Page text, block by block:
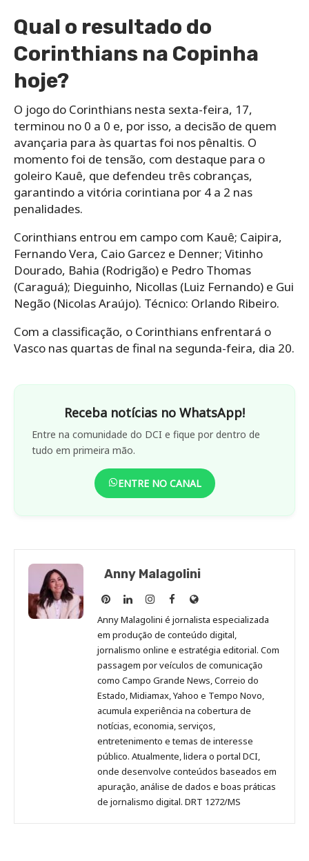
Qual o resultado do
Corinthians na Copinha
hoje?
O jogo do Corinthians nesta sexta-feira, 17,
terminou no 0 a 0 e, por isso, a decisão de quem
avançaria para às quartas foi nos pênaltis. O
momento foi de tensão, com destaque para o
goleiro Kauê, que defendeu três cobranças,
garantindo a vitória corintiana por 4 a 2 nas
penalidades.
Corinthians entrou em campo com Kauê; Caipira,
Fernando Vera, Caio Garcez e Denner; Vitinho
Dourado, Bahia (Rodrigão) e Pedro Thomas
(Caraguá); Dieguinho, Nicollas (Luiz Fernando) e Gui
Negão (Nicolas Araújo). Técnico: Orlando Ribeiro.
Com a classificação, o Corinthians enfrentará o
Vasco nas quartas de final na segunda-feira, dia 20.
Receba notícias no WhatsApp!
Entre na comunidade do DCI e fique por dentro de
tudo em primeira mão.
ENTRE NO CANAL
Anny Malagolini
Anny
Malagolini
no
Pinterest
Anny
Malagolini
no
LinkedIn
Anny
Malagolini
no
Instagram
Anny
Malagolini
no
Facebook
Site
de
Anny
Malagolini
Anny Malagolini é jornalista especializada
em produção de conteúdo digital,
jornalismo online e estratégia editorial. Com
passagem por veículos de comunicação
como Campo Grande News, Correio do
Estado, Midiamax, Yahoo e Tempo Novo,
acumula experiência na cobertura de
notícias, economia, serviços,
entretenimento e temas de interesse
público. Atualmente, lidera o portal DCI,
onde desenvolve conteúdos baseados em
apuração, análise de dados e boas práticas
de jornalismo digital. DRT 1272/MS